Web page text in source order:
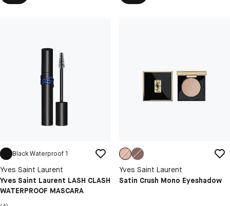
Black Waterproof 1
Yves Saint Laurent
Yves Saint Laurent LASH CLASH
WATERPROOF MASCARA
Yves Saint Laurent
Satin Crush Mono Eyeshadow